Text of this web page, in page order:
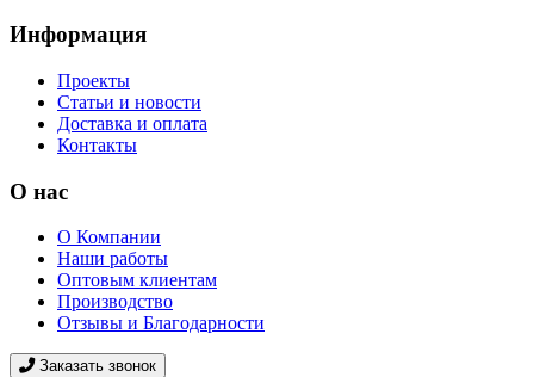
Информация
Проекты
Статьи и новости
Доставка и оплата
Контакты
О нас
О Компании
Наши работы
Оптовым клиентам
Производство
Отзывы и Благодарности
Заказать звонок